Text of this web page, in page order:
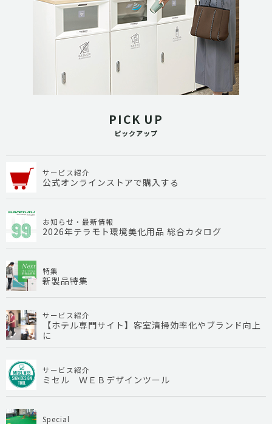
PICK UP
ピックアップ
サービス紹介
公式オンラインストアで購入する
お知らせ・最新情報
2026年テラモト環境美化用品 総合カタログ
特集
新製品特集
サービス紹介
【ホテル専門サイト】客室清掃効率化やブランド向上
に
サービス紹介
ミセル ＷＥＢデザインツール
Special